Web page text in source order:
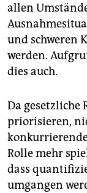
allen
und schweren
werden.
dies auch.
Da gesetzliche
priorisieren,
Rolle mehr
dass
umgangen